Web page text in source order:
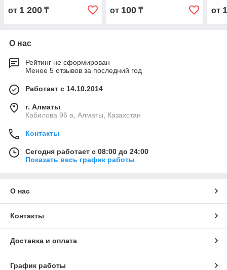
от 1 200 ₸ от 100₸ от
О нас
Рейтинг не сформирован
Менее 5 отзывов за последний год
Работает с 14.10.2014
г. Алматы
Кабилова 96 а, Алматы, Казахстан
Контакты
Сегодня работает с 08:00 до 24:00
Показать весь график работы
О нас
Контакты
Доставка и оплата
График работы